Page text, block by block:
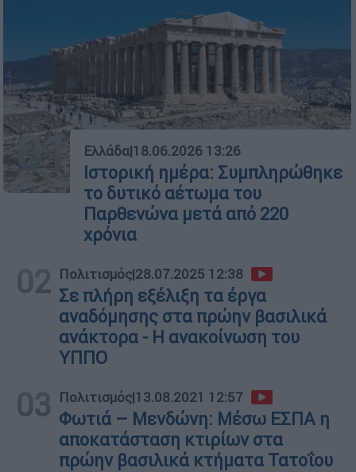
01 Ελλάδα|18.06.2026 13:26
Ιστορική ημέρα: Συμπληρώθηκε
το δυτικό αέτωμα του
Παρθενώνα μετά από 220
χρόνια
02 Πολιτισμός|28.07.2025 12:38
Σε πλήρη εξέλιξη τα έργα
αναδόμησης στα πρώην βασιλικά
ανάκτορα - Η ανακοίνωση του
ΥΠΠΟ
03 Πολιτισμός|13.08.2021 12:57
Φωτιά – Μενδώνη: Μέσω ΕΣΠΑ η
αποκατάσταση κτιρίων στα
πρώην βασιλικά κτήματα Τατοΐου